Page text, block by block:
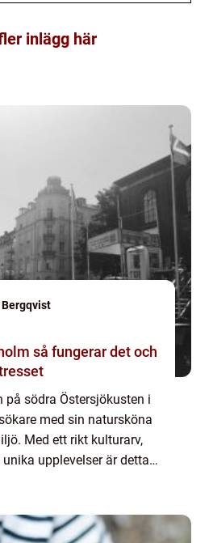
inlägg här
Bergqvist
det och
på södra Östersjökusten i
med sin natursköna
Med ett rikt kulturarv,
upplevelser är detta